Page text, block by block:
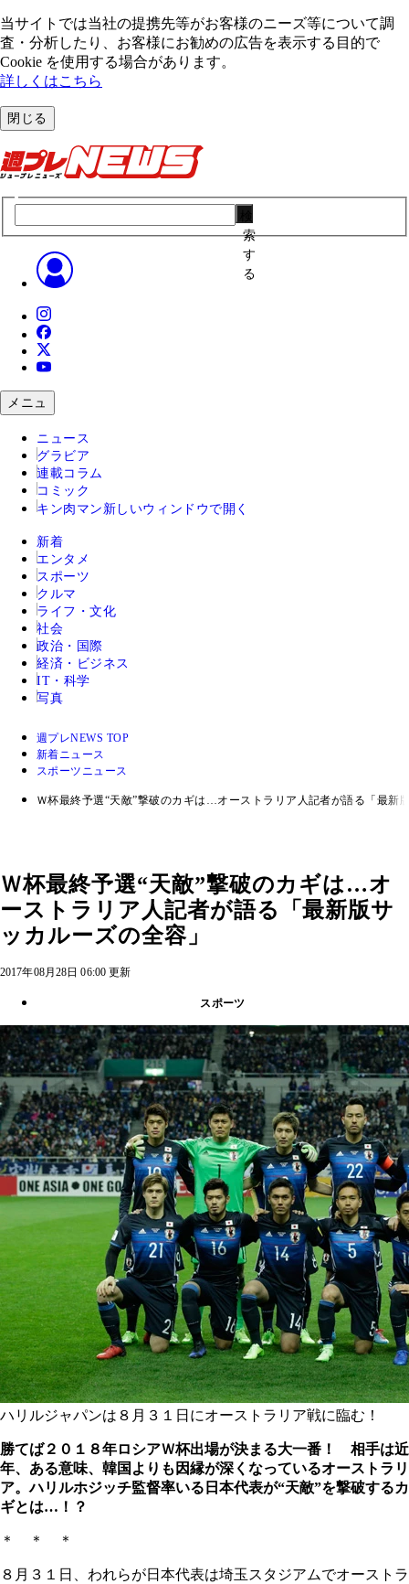
当サイトでは当社の提携先等がお客様のニーズ等について調
査・分析したり、お客様にお勧めの広告を表⽰する⽬的で
Cookie を使⽤する場合があります。
詳しくはこちら
閉じる
索
す
る
メニュ
ニュース
グラビア
連載コラム
コミック
キン肉マン 新しいウィンドウで開く
新着
エンタメ
スポーツ
クルマ
ライフ・文化
社会
政治・国際
経済・ビジネス
IT・科学
写真
週プレNEWS TOP
新着ニュース
スポーツニュース
Ｗ杯最終予選“天敵”撃破のカギは…オーストラリア人記者が語る「最新
Ｗ杯最終予選“天敵”撃破のカギは…オ
ーストラリア人記者が語る「最新版サ
ッカルーズの全容」
2017年08月28日 06:00 更新
スポーツ
ハリルジャパンは８月３１日にオーストラリア戦に臨む！
勝てば２０１８年ロシアＷ杯出場が決まる大一番！ 相手は近
年、ある意味、 韓国よりも因縁が深くなっているオーストラリ
ア。ハリルホジッチ監督率いる日本代表が“天敵”を撃破するカ
ギとは…！？
＊ ＊ ＊
８月３１日、われらが日本代表は埼玉スタジアムでオーストラ